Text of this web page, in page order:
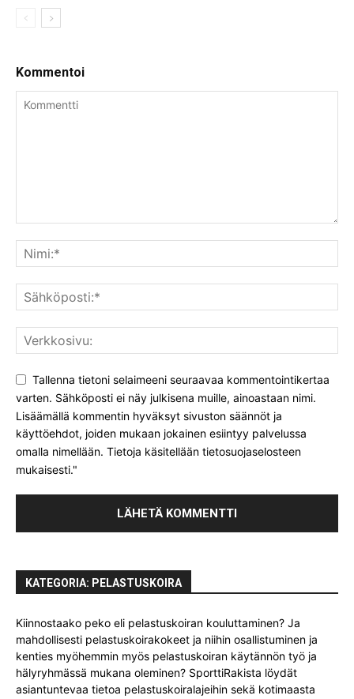
Kommentoi
Tallenna tietoni selaimeeni seuraavaa kommentointikertaa
varten. Sähköposti ei näy julkisena muille, ainoastaan nimi.
Lisäämällä kommentin hyväksyt sivuston säännöt ja
käyttöehdot, joiden mukaan jokainen esiintyy palvelussa
omalla nimellään. Tietoja käsitellään tietosuojaselosteen
mukaisesti."
KATEGORIA: PELASTUSKOIRA
Kiinnostaako peko eli pelastuskoiran kouluttaminen? Ja
mahdollisesti pelastuskoirakokeet ja niihin osallistuminen ja
kenties myöhemmin myös pelastuskoiran käytännön työ ja
hälyryhmässä mukana oleminen? SporttiRakista löydät
asiantuntevaa tietoa pelastuskoiralajeihin sekä kotimaasta